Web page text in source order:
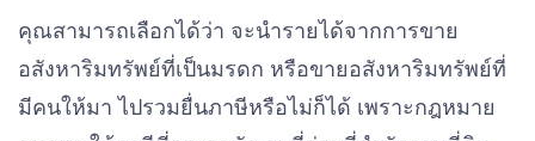
คุณสามารถเลือกได้ว่า จะนำรายได้จากการขาย
อสังหาริมทรัพย์ที่เป็นมรดก หรือขายอสังหาริมทรัพย์ที่
มีคนให้มา ไปรวมยื่นภาษีหรือไม่ก็ได้ เพราะกฎหมาย